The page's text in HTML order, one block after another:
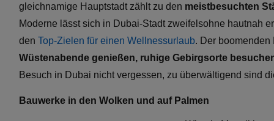
gleichnamige Hauptstadt zählt zu den meistbesuchten
Moderne lässt sich in Dubai-Stadt zweifelsohne hautnah
den Top-Zielen für einen Wellnessurlaub. Der
Wüstenabende genießen, ruhige Gebirgsorte
Besuch in Dubai nicht vergessen, zu überwältigend sind
Bauwerke in den Wolken und auf Palmen